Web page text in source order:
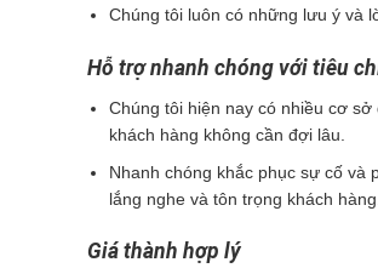
Chúng tôi luôn có những lưu ý và
Hỗ trợ nhanh chóng với tiêu
Chúng tôi hiện nay có nhiều cơ
khách hàng không cần đợi lâu.
Nhanh chóng khắc phục sự cố và
lắng nghe và tôn trọng khách hàng.
Giá thành hợp lý